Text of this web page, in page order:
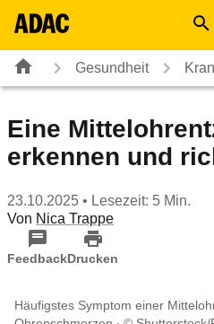
Gesundheit
Eine
erkennen und
23.10.2025 • Lesezeit: 5 Min.
Von Nica Trappe
FeedbackDrucken
Häufigstes Symptom einer